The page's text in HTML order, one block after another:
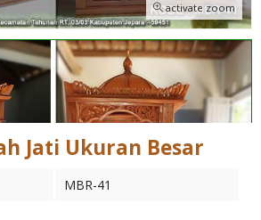
activate zoom
Jati Ukuran Besar
MBR-41